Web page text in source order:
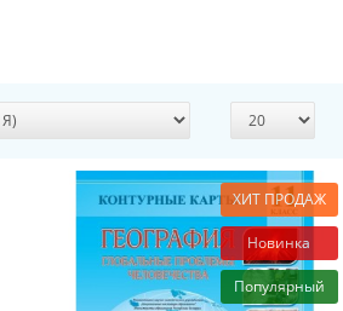
ХИТ ПРОДАЖ
Новинка
Популярный